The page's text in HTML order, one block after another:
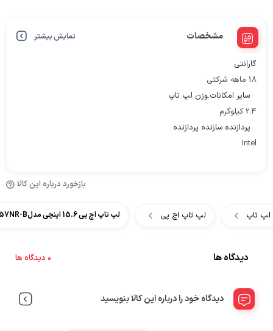
مشخصات نمایش بیشتر
گارانتی
18 ماهه شرکتی
سایر امکانات.وزن لپ تاپ
2.4 کیلوگرم
پردازنده.سازنده پردازنده
Intel
بازخورد درباره این کالا
لپ تاپ لپ تاپ اچ پی لپ تاپ اچ پی 15.6 اینچی مدلHP Victus 15 Fa1657NR-B
دیدگاه ها 0 دیدگاه ها
دیدگاه خود را درباره این کالا بنویسید